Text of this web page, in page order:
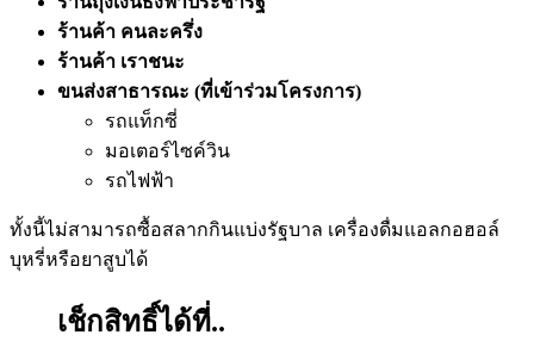
ร้านค้า คนละครึ่ง
ร้านค้า เราชนะ
ขนส่งสาธารณะ (ที่เข้าร่วมโครงการ)
รถแท็กซี่
มอเตอร์ไซค์วิน
รถไฟฟ้า
ทั้งนี้ไม่สามารถซื้อสลากกินแบ่งรัฐบาล เครื่องดื่มแอลกอฮอล์
บุหรี่หรือยาสูบได้
เช็กสิทธิ์ได้ที่..